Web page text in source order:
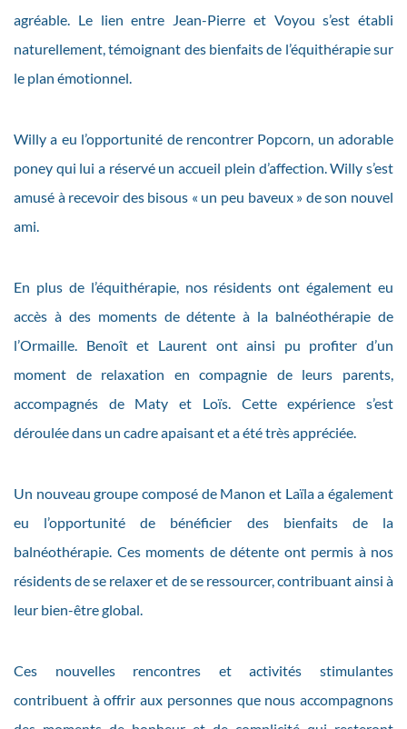
agréable. Le lien entre Jean-Pierre et Voyou s’est établi
naturellement, témoignant des bienfaits de l’équithérapie sur
le plan émotionnel.
Willy a eu l’opportunité de rencontrer Popcorn, un adorable
poney qui lui a réservé un accueil plein d’affection. Willy s’est
amusé à recevoir des bisous « un peu baveux » de son nouvel
ami.
En plus de l’équithérapie, nos résidents ont également eu
accès à des moments de détente à la balnéothérapie de
l’Ormaille. Benoît et Laurent ont ainsi pu profiter d’un
moment de relaxation en compagnie de leurs parents,
accompagnés de Maty et Loïs. Cette expérience s’est
déroulée dans un cadre apaisant et a été très appréciée.
Un nouveau groupe composé de Manon et Laïla a également
eu l’opportunité de bénéficier des bienfaits de la
balnéothérapie. Ces moments de détente ont permis à nos
résidents de se relaxer et de se ressourcer, contribuant ainsi à
leur bien-être global.
Ces nouvelles rencontres et activités stimulantes
contribuent à offrir aux personnes que nous accompagnons